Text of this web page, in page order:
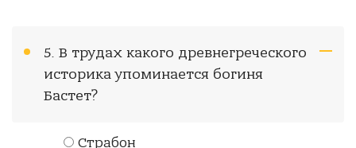
5. В трудах какого древнегреческого
историка упоминается богиня
Бастет?
Страбон